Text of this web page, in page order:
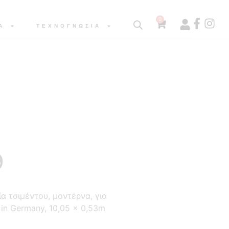
ΤΕΧΝΟΓΝΩΣΙΑ
0
τσιμέντου, μοντέρνα, για
Germany, 10,05 x 0,53m